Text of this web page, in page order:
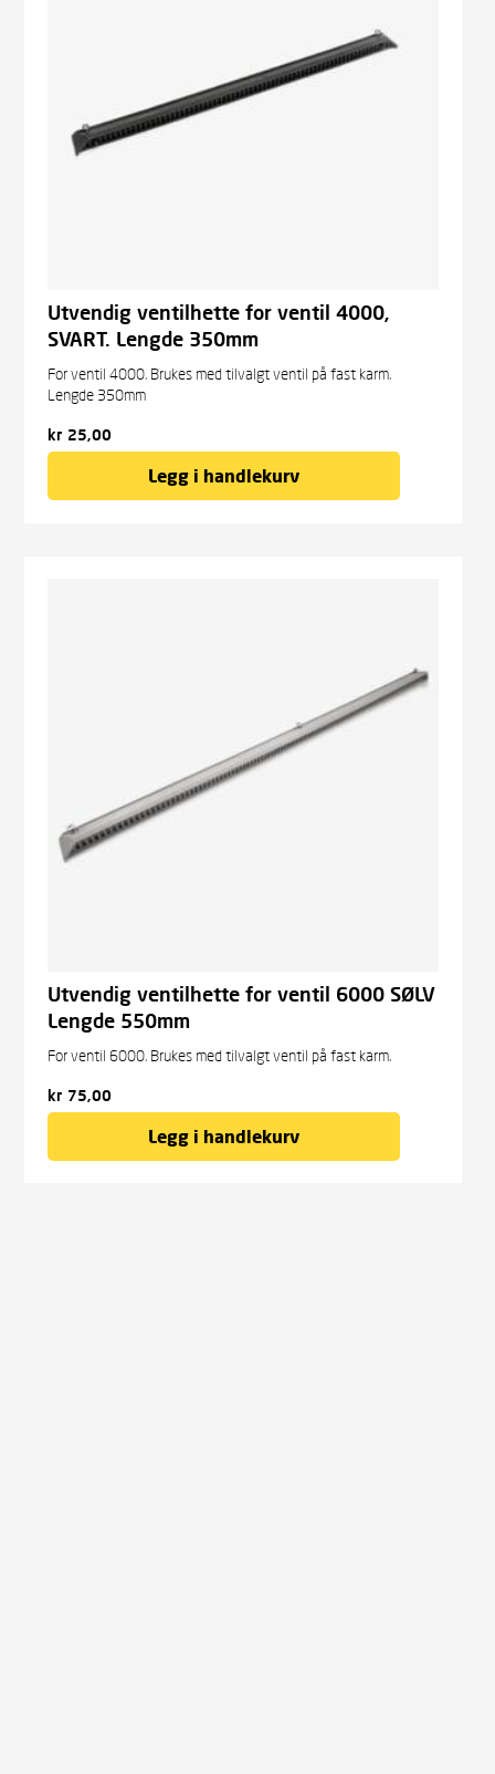
Utvendig ventilhette for ventil 4000,
SVART. Lengde 350mm
For ventil 4000. Brukes med tilvalgt ventil på fast karm.
Lengde 350mm
kr 25,00
Legg i handlekurv
Utvendig ventilhette for ventil 6000 SØLV
Lengde 550mm
For ventil 6000. Brukes med tilvalgt ventil på fast karm.
kr 75,00
Legg i handlekurv